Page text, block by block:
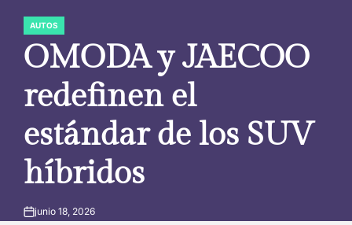
POSTED
AUTOS
OMODA y JAECOO
redefinen el
estándar de los SUV
híbridos
onjunio 18, 2026